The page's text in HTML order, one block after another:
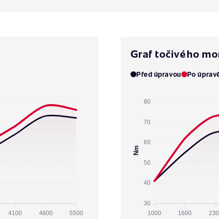
4100 4800 5500
Graf točivého
Před úpravou Po
80
70
60
50
40
30
Nm
1000 1600